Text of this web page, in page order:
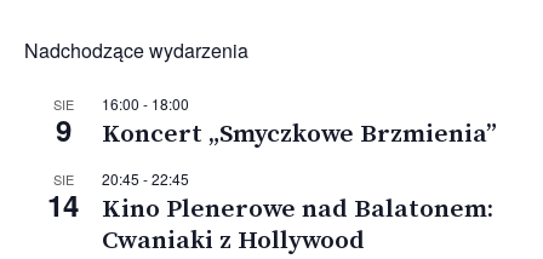
Nadchodzące wydarzenia
SIE
9
16:00 - 18:00
Koncert „Smyczkowe Brzmienia”
SIE
14
20:45 -22:45
Kino Plenerowe nad Balatonem:
Cwaniaki z Hollywood